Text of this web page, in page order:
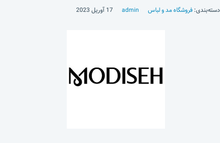
دسته‌بندی: فروشگاه مد و لباس admin 17 آوریل 2023